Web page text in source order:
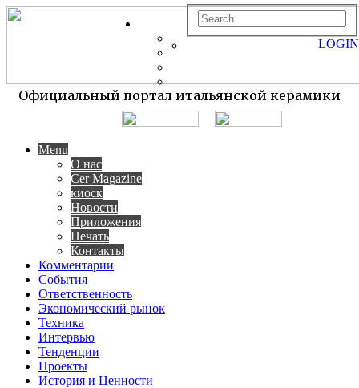
Официальный портал итальянской керамики
Menu
О нас
Cer Magazine
киоск
Новости
Приложения
Печать
Контакты
Комментарии
События
Ответственность
Экономический рынок
Техника
Интервью
Тенденции
Проекты
История и Ценности
LOGIN